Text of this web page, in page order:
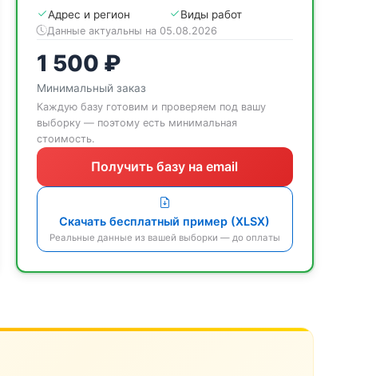
Адрес и регион
Виды работ
Данные актуальны на 05.08.2026
1 500 ₽
Минимальный заказ
Каждую базу готовим и проверяем под вашу
выборку — поэтому есть минимальная
стоимость.
Получить базу на email
Скачать бесплатный пример (XLSX)
Реальные данные из вашей выборки — до оплаты